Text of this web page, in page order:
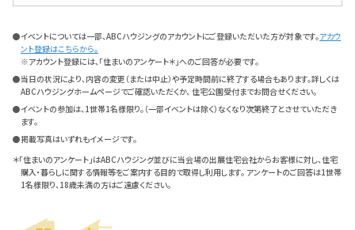
●イベントについては一部、ABCハウジングのアカウントにご登録いただいた方が対象です。アカウ
ント登録はこちらから。
※アカウント登録には、「住まいのアンケート＊」へのご回答が必要です。
●当日の状況により、内容の変更（または中止）や予定時間前に終了する場合もあります。詳しくは
ABCハウジングホームページでご確認いただくか、 住宅公園受付までお問合せください。
●イベントの参加は、1世帯1名様限り。（一部イベントは除く）なくなり次第終了とさせていただき
ます。
●掲載写真はいずれもイメージです。
＊「住まいのアンケート」はABCハウジング並びに当会場の出展住宅会社からお客様に対し、住宅
購入・暮らしに関する情報等をご案内する目的で取得し利用します。 アンケートのご回答は1世帯
1名様限り、18歳未満の方はご遠慮ください。